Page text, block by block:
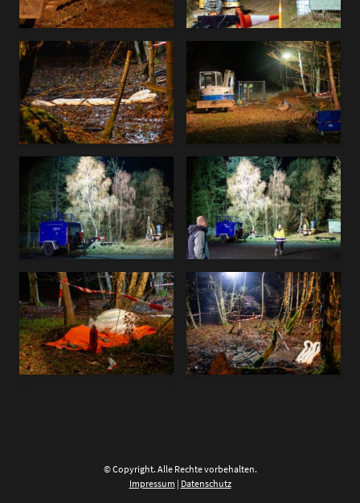
© Copyright. Alle Rechte vorbehalten.
Impressum | Datenschutz